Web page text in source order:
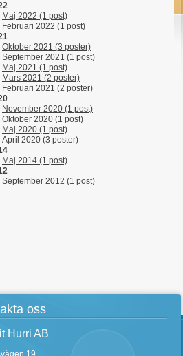
Maj 2022 (1 post)
Februari 2022 (1 post)
Oktober 2021 (3 poster)
September 2021 (1 post)
Maj 2021 (1 post)
Mars 2021 (2 poster)
Februari 2021 (2 poster)
November 2020 (1 post)
Oktober 2020 (1 post)
Maj 2020 (1 post)
April 2020 (3 poster)
Maj 2014 (1 post)
September 2012 (1 post)
oss
Hurri AB
19